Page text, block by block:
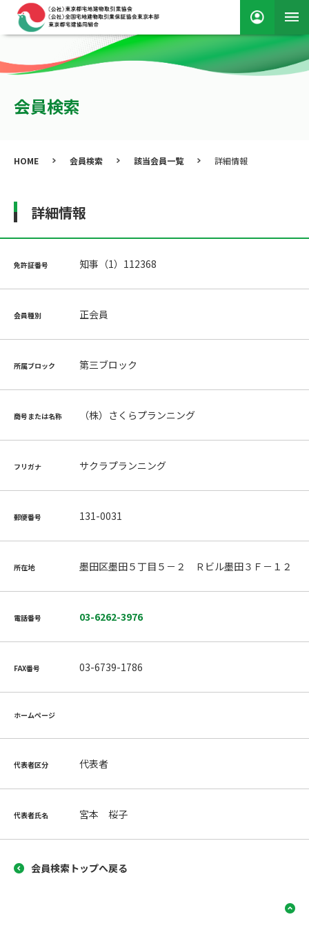
会員検索
HOME 会員検索 該当会員一覧 詳細情報
詳細情報
免許証番号 知事（1）112368
会員種別 正会員
所属ブロック 第三ブロック
商号または名称 （株）さくらプランニング
フリガナ サクラプランニング
郵便番号 131-0031
所在地 墨田区墨田５丁目５－２ Ｒビル墨田３Ｆ－１２
電話番号 03-6262-3976
FAX番号 03-6739-1786
ホームページ
代表者区分 代表者
代表者氏名 宮本 桜子
会員検索トップへ戻る